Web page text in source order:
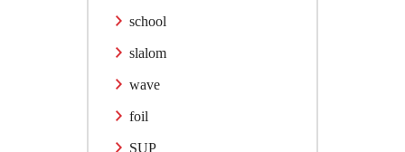
school
slalom
wave
foil
SUP